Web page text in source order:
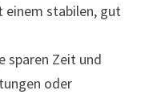
stabilen, gut
sparen Zeit und
oder